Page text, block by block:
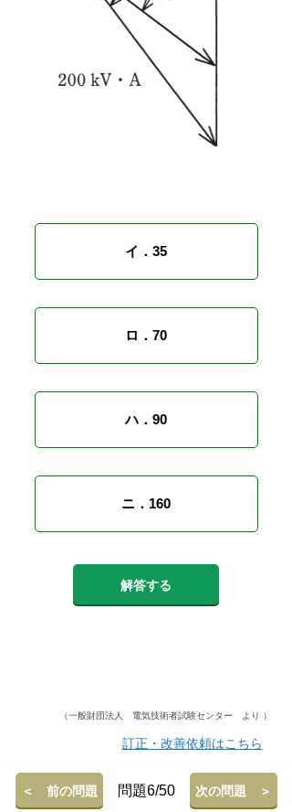
イ．35
ロ．70
ハ．90
ニ．160
解答する
（一般財団法人 電気技術者試験センター より ）
訂正・改善依頼はこちら
＜ 前の問題 問題6/50 次の問題 ＞